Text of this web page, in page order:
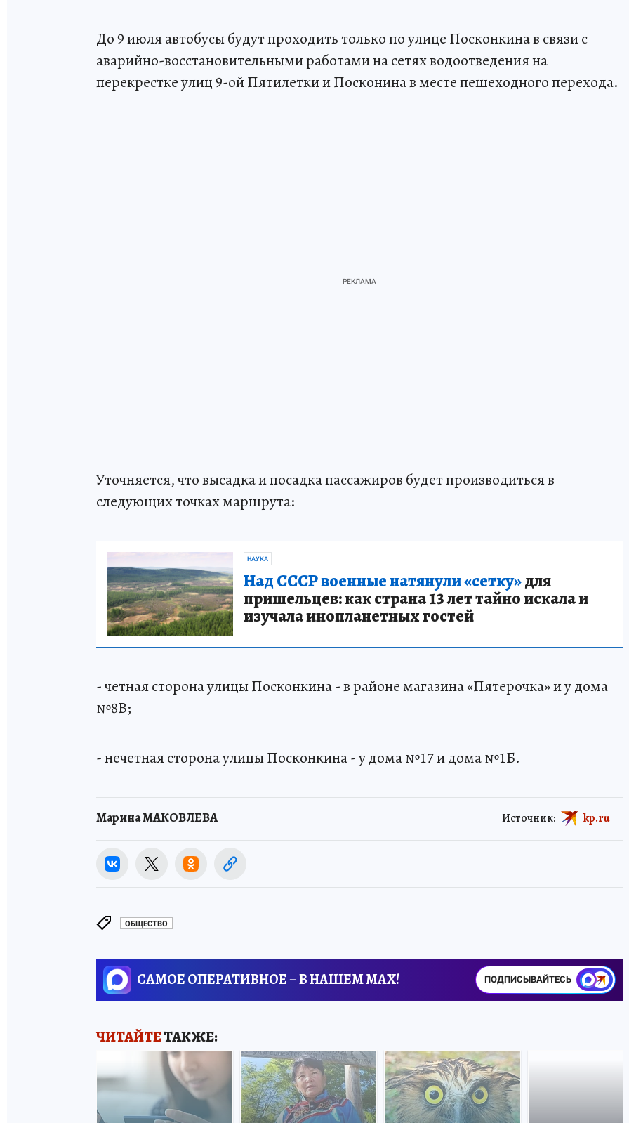
До 9 июля автобусы будут проходить только по улице Посконкина в связи с
аварийно-восстановительными работами на сетях водоотведения на
перекрестке улиц 9-ой Пятилетки и Посконина в месте пешеходного перехода.
Уточняется, что высадка и посадка пассажиров будет производиться в
следующих точках маршрута:
НАУКА
Над СССР военные натянули «сетку»для
пришельцев: как страна 13 лет тайно искала и
изучала инопланетных гостей
- четная сторона улицы Посконкина - в районе магазина «Пятерочка» и у дома
№8В;
- нечетная сторона улицы Посконкина - у дома №17 и дома №1Б.
Марина МАКОВЛЕВА Источник: kp.ru
ОБЩЕСТВО
САМОЕ ОПЕРАТИВНОЕ – В НАШЕМ MAX! ПОДПИСЫВАЙТЕСЬ
ЧИТАЙТЕТАКЖЕ: